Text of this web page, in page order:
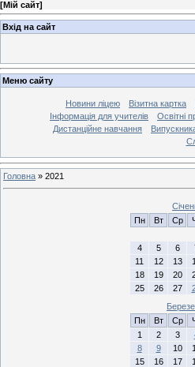
[Мій сайт]
Вхід на сайт
Меню сайту
Новини ліцею Візитна картка
Інформація для учителів
Освітні
Дистанційне навчання
Головна » 2021
Пн
Вт Ср
4
5 6
11
12 13
18
19 20
25
26 27
Пн
Вт Ср
1
2 3
8
9 10
15
16 17